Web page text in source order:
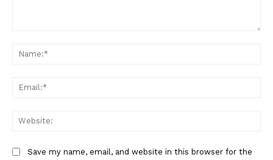
Save my name, email, and website in this browser for the